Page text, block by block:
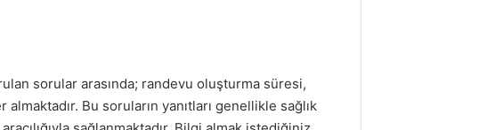
sorular arasında; randevu oluşturma süresi,
Bu soruların yanıtları genellikle sağlık